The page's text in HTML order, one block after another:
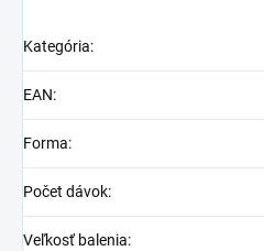
Kategória:
EAN:
Forma:
Počet dávok:
Veľkosť balenia: